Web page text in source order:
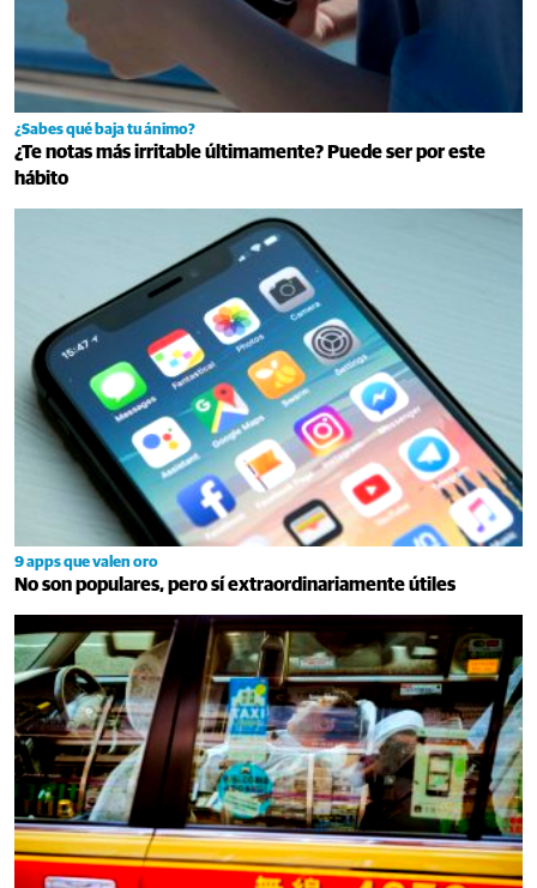
¿Sabes qué baja tu ánimo?
¿Te notas más irritable últimamente? Puede ser por este
hábito
9 apps que valen oro
No son populares, pero sí extraordinariamente útiles